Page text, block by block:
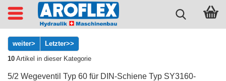
weiter>
Letzter>>
10 Artikel in dieser Kategorie
5/2 Wegeventil Typ 60 für DIN-Schiene Typ SY3160-